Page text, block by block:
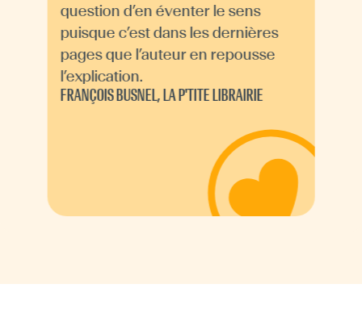
question d’en éventer le sens
puisque c’est dans les dernières
pages que l’auteur en repousse
l’explication.
FRANÇOIS BUSNEL, LA P'TITE LIBRAIRIE